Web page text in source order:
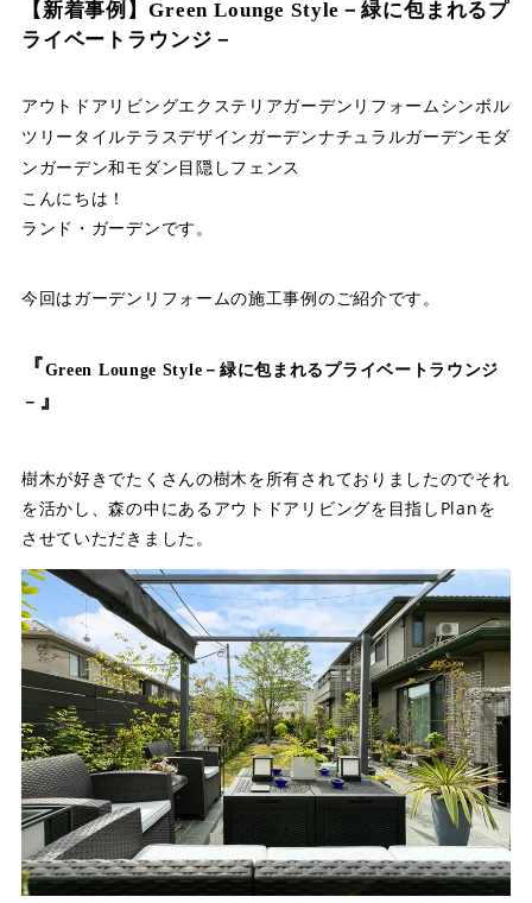
サイトマップ
【新着事例】Green Lounge Style－緑に包まれるプ
ライベートラウンジ－
アウトドアリビングエクステリアガーデンリフォーム シンボル
ツリー タイルテラスデザインガーデンナチュラルガーデン モダ
ンガーデン和モダン 目隠しフェンス
こんにちは！
ランド・ガーデンです。
今回はガーデンリフォームの施工事例のご紹介です。
『Green Lounge Style－緑に包まれるプライベートラウンジ
－ 』
樹木が好きでたくさんの樹木を所有されておりましたのでそれ
を活かし、森の中にあるアウトドアリビングを目指しPlanを
させていただきました。